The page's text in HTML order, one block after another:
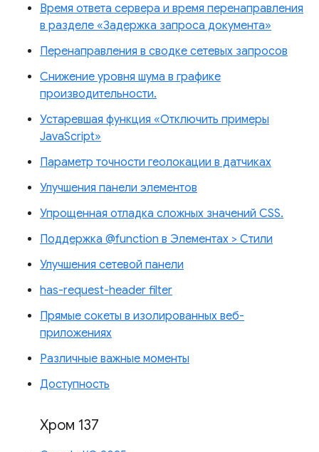
Время ответа сервера и время перенаправления
в разделе «Задержка запроса документа»
Перенаправления в сводке сетевых запросов
Снижение уровня шума в графике
производительности.
Устаревшая функция «Отключить примеры
JavaScript»
Параметр точности геолокации в датчиках
Улучшения панели элементов
Упрощенная отладка сложных значений CSS.
Поддержка @function в Элементах > Стили
Улучшения сетевой панели
has-request-header filter
Прямые сокеты в изолированных веб-
приложениях
Различные важные моменты
Доступность
Хром 137